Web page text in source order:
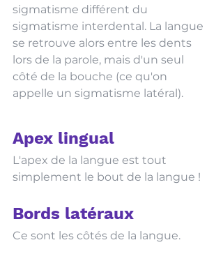
sigmatisme différent du
sigmatisme interdental. La langue
se retrouve alors entre les dents
lors de la parole, mais d'un seul
côté de la bouche (ce qu'on
appelle un sigmatisme latéral).
Apex lingual
L'apex de la langue est tout
simplement le bout de la langue !
Bords latéraux
Ce sont les côtés de la langue.